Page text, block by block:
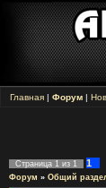
Главная | Форум |
Страница 1 из 1 1
Форум » Общий